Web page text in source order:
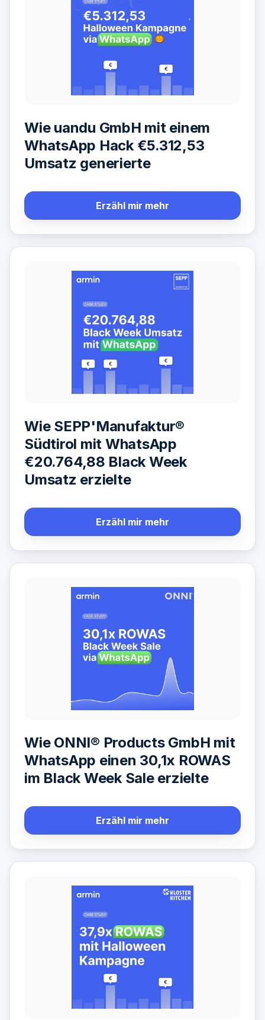
Wie uandu GmbH mit einem
WhatsApp Hack €5.312,53
Umsatz generierte
Erzähl mir mehr
Wie SEPP'Manufaktur®
Südtirol mit WhatsApp
€20.764,88 Black Week
Umsatz erzielte
Erzähl mir mehr
Wie ONNI® Products GmbH mit
WhatsApp einen 30,1x ROWAS
im Black Week Sale erzielte
Erzähl mir mehr